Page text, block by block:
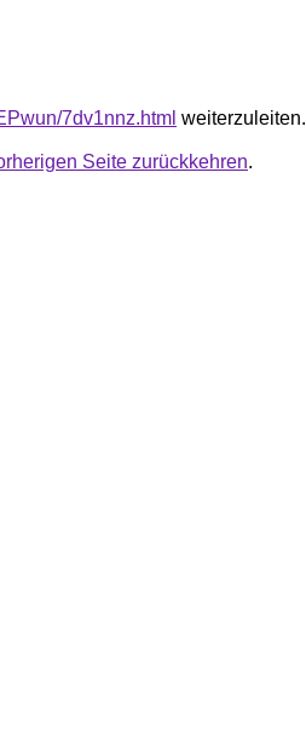
7dv1nnz.html weiterzuleiten.
Seite zurückkehren.